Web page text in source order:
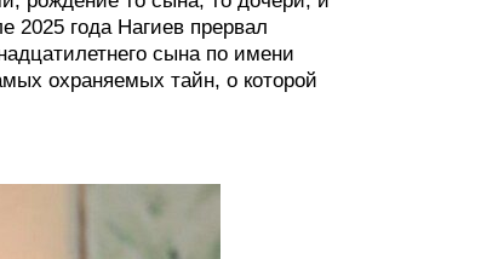
2025 года Нагиев прервал
сына по имени
охраняемых тайн, о которой